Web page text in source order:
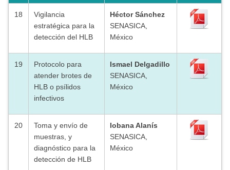
18
Vigilancia
estratégica para la
detección del HLB
Héctor Sánchez
SENASICA,
México
19
Protocolo para
atender brotes de
HLB o psílidos
infectivos
Ismael Delgadillo
SENASICA,
México
20
Toma y envío de
muestras, y
diagnóstico para la
detección de HLB
Iobana Alanís
SENASICA,
México